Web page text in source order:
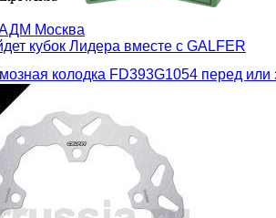
Москва
кубок Лидера вместе с GALFER
колодка FD393G1054 перед или